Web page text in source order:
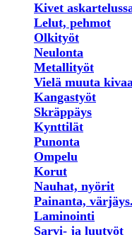
Kivet
Lelut, pehmot
Olkityöt
Neulonta
Metallityöt
Vielä muuta
Kangastyöt
Skräppäys
Kynttilät
Punonta
Ompelu
Korut
Nauhat, nyörit
Painanta,
Laminointi
Sarvi- ja luutyöt